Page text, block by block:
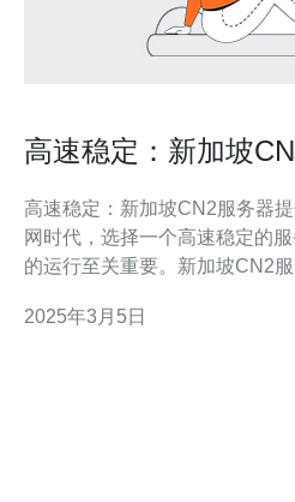
高速稳定：新加坡
高速稳定：新加坡CN2服务器提供的最
网时代，选择一个高速稳定的
的运行至关重要。新加坡CN2
服务器的优势以及为什么它是一个理
2025年3月5日